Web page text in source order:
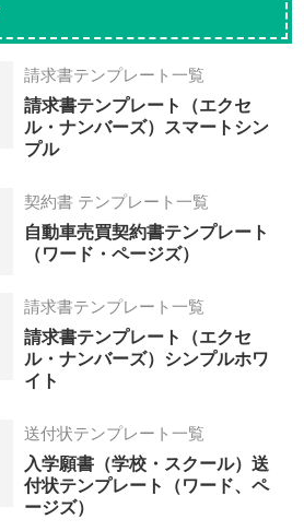
請求書テンプレート一覧
請求書テンプレート（エクセ
ル・ナンバーズ）スマートシン
プル
契約書 テンプレート一覧
自動車売買契約書テンプレート
（ワード・ページズ）
請求書テンプレート一覧
請求書テンプレート（エクセ
ル・ナンバーズ）シンプルホワ
イト
送付状テンプレート一覧
入学願書（学校・スクール）送
付状テンプレート（ワード、ペ
ージズ）